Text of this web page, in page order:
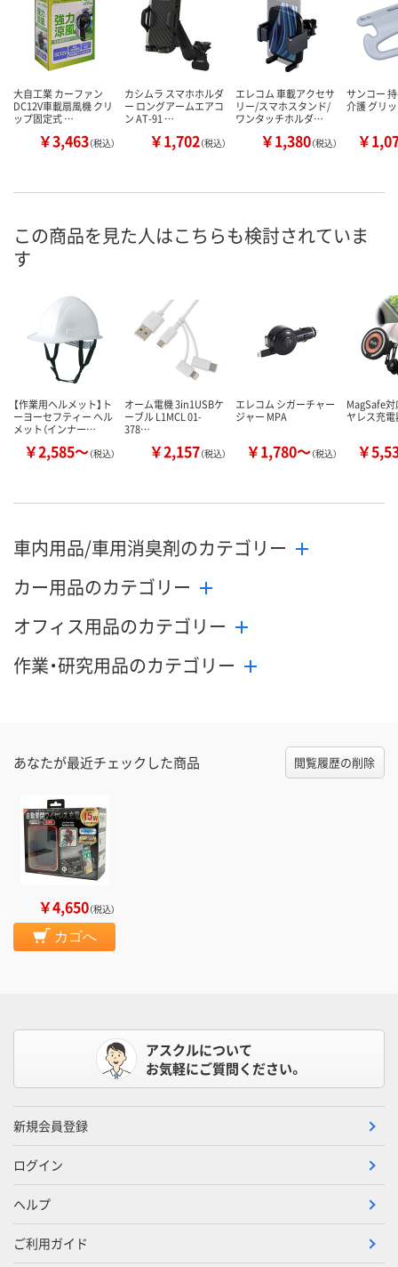
大自工業 カーファン
DC12V車載扇風機 クリ
ップ固定式 …
￥3,463（税込）
カシムラ スマホホルダ
ー ロングアームエアコ
ン AT-91 …
￥1,702（税込）
エレコム 車載アクセサ
リー/スマホスタンド/
ワンタッチホルダ…
￥1,380（税込）
サンコー
介護 グリ
￥
この商品を見た人はこちらも検討されていま
す
【作業用ヘルメット】ト
ーヨーセフティー ヘル
メット（インナー…
￥2,585～（税込）
オーム電機 3in1USBケ
ーブル L1MCL 01-
378…
￥2,157（税込）
エレコム シガーチャー
ジャー MPA
￥1,780～（税込）
MagSafe
ヤレス充電
￥
車内用品/車用消臭剤のカテゴリー
カー用品のカテゴリー
オフィス用品のカテゴリー
作業・研究用品のカテゴリー
あなたが最近チェックした商品 閲覧履歴の削除
￥4,650（税込）
カゴへ
アスクルについて
お気軽にご質問ください。
新規会員登録
ログイン
ヘルプ
ご利用ガイド